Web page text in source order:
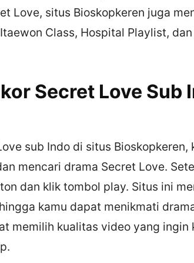
Love, situs Bioskopkeren juga
Class, Hospital Playlist,
Secret Love Sub
sub Indo di situs Bioskopkeren,
mencari drama Secret Love.
dan klik tombol play. Situs ini
kamu dapat menikmati
memilih kualitas video yang ingin